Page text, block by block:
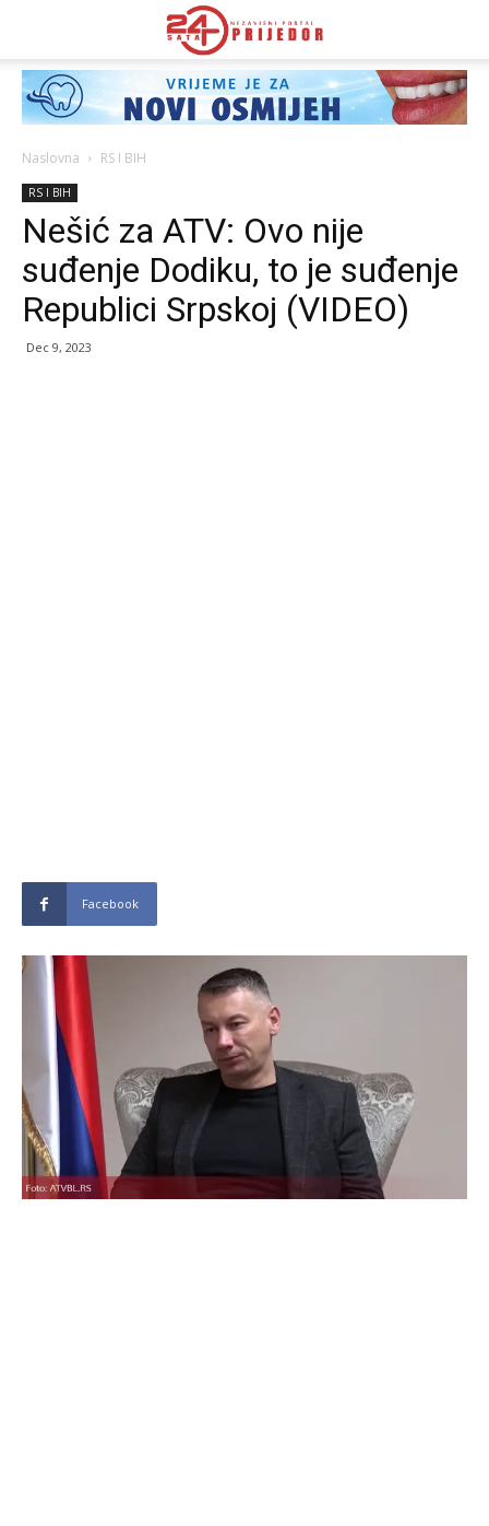
Naslovna RS I BIH
RS I BIH
Nešić za ATV: Ovo nije
suđenje Dodiku, to je suđenje
Republici Srpskoj (VIDEO)
Dec 9, 2023
Facebook